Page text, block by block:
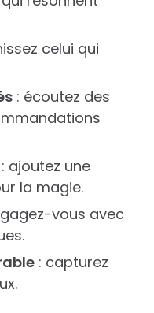
celui qui
: écoutez des
: ajoutez une
la magie.
vous avec
: capturez